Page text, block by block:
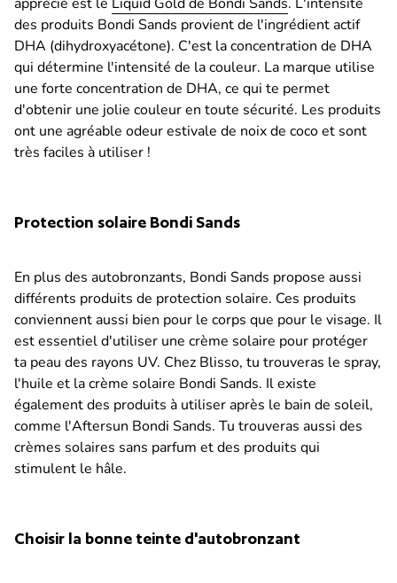
des produits Bondi Sands provient de l'ingrédient actif
DHA (dihydroxyacétone). C'est la concentration de DHA
qui détermine l'intensité de la couleur. La marque utilise
une forte concentration de DHA, ce qui te permet
d'obtenir une jolie couleur en toute sécurité. Les produits
ont une agréable odeur estivale de noix de coco et sont
très faciles à utiliser !
Protection solaire Bondi Sands
En plus des autobronzants, Bondi Sands propose aussi
différents produits de protection solaire. Ces produits
conviennent aussi bien pour le corps que pour le visage. Il
est essentiel d'utiliser une crème solaire pour protéger
ta peau des rayons UV. Chez Blisso, tu trouveras le spray,
l'huile et la crème solaire Bondi Sands. Il existe
également des produits à utiliser après le bain de soleil,
comme l'Aftersun Bondi Sands. Tu trouveras aussi des
crèmes solaires sans parfum et des produits qui
stimulent le hâle.
Choisir la bonne teinte d'autobronzant